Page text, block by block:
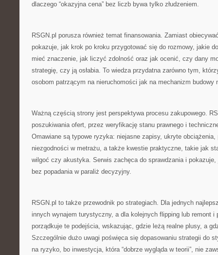
dlaczego “okazyjna cena” bez liczb bywa tylko złudzeniem.
RSGN.pl porusza również temat finansowania. Zamiast
pokazuje, jak krok po kroku przygotować się do rozmowy, jakie
mieć znaczenie, jak liczyć zdolność oraz jak ocenić, czy dany
strategię, czy ją osłabia. To wiedza przydatna zarówno tym,
osobom patrzącym na nieruchomości jak na mechanizm budowy
Ważną częścią strony jest perspektywa procesu zakupowego.
poszukiwania ofert, przez weryfikację stanu prawnego i
Omawiane są typowe ryzyka: niejasne zapisy, ukryte
niezgodności w metrażu, a także kwestie praktyczne, takie jak
wilgoć czy akustyka. Serwis zachęca do sprawdzania i
bez popadania w paraliż decyzyjny.
RSGN.pl to także przewodnik po strategiach. Dla jednych
innych wynajem turystyczny, a dla kolejnych flipping lub remont i
porządkuje te podejścia, wskazując, gdzie leżą realne plusy, a
Szczególnie dużo uwagi poświęca się dopasowaniu strategii do
na ryzyko, bo inwestycja, która “dobrze wygląda w teorii”, nie